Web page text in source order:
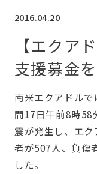
2016.04.20
【エクア
支援募金
南米エクアドル
間17日午前8時
震が発生し、エ
者が507人、負傷
した。